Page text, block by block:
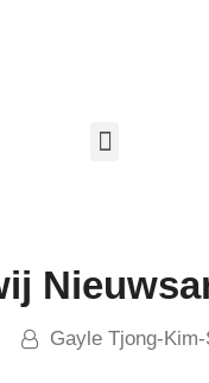
Gayle Tjong-Kim-